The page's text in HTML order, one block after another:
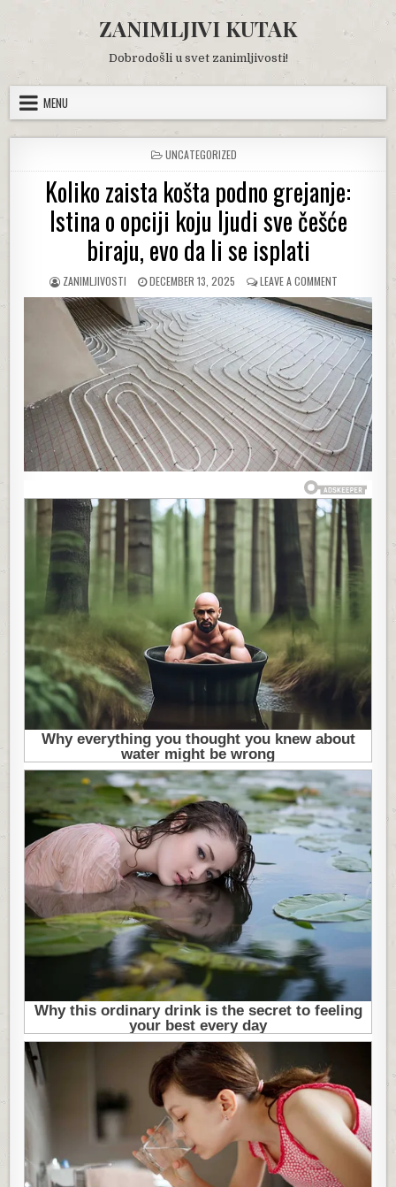
content
ZANIMLJIVI KUTAK
Dobrodošli u svet zanimljivosti!
MENU
POSTED
IN
UNCATEGORIZED
Koliko zaista košta podno grejanje:
Istina o opciji koju ljudi sve češće
biraju, evo da li se isplati
AUTHOR:
ZANIMLJIVOSTI
PUBLISHED
DATE:
DECEMBER 13, 2025 LEAVE A COMMENT
KOLIKO
ZAISTA
KOŠTA
PODNO
GREJANJE:
ISTINA
O
OPCIJI
KOJU
LJUDI
SVE
ČEŠĆE
BIRAJU,
EVO
DA
LI
SE
ISPLATI